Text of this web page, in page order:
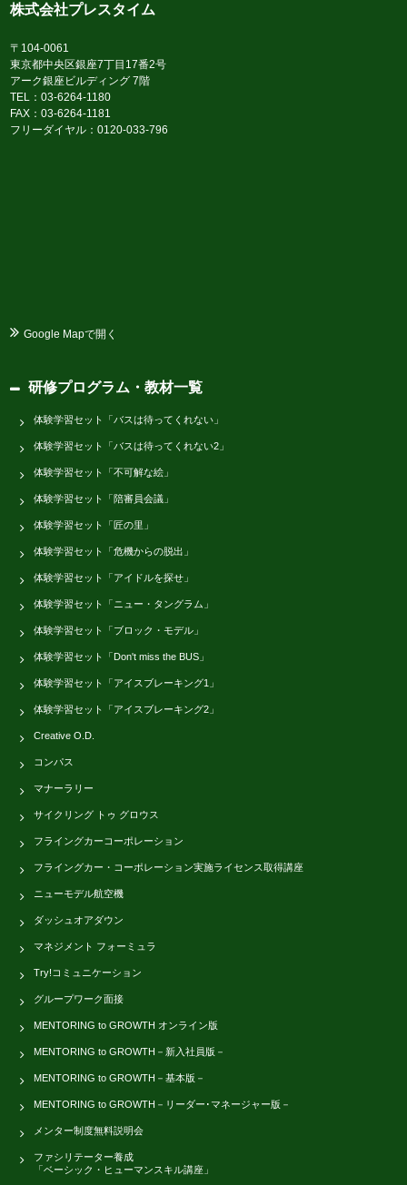
株式会社プレスタイム
〒104-0061
東京都中央区銀座7丁目17番2号
アーク銀座ビルディング 7階
TEL：03-6264-1180
FAX：03-6264-1181
フリーダイヤル：0120-033-796
Google Mapで開く
研修プログラム・教材一覧
体験学習セット「バスは待ってくれない」
体験学習セット「バスは待ってくれない2」
体験学習セット「不可解な絵」
体験学習セット「陪審員会議」
体験学習セット「匠の里」
体験学習セット「危機からの脱出」
体験学習セット「アイドルを探せ」
体験学習セット「ニュー・タングラム」
体験学習セット「ブロック・モデル」
体験学習セット「Don't miss the BUS」
体験学習セット「アイスブレーキング1」
体験学習セット「アイスブレーキング2」
Creative O.D.
コンパス
マナーラリー
サイクリング トゥ グロウス
フライングカーコーポレーション
フライングカー・コーポレーション実施ライセンス取得講座
ニューモデル航空機
ダッシュオアダウン
マネジメント フォーミュラ
Try!コミュニケーション
グループワーク面接
MENTORING to GROWTH オンライン版
MENTORING to GROWTH－新入社員版－
MENTORING to GROWTH－基本版－
MENTORING to GROWTH－リーダー･マネージャー版－
メンター制度無料説明会
ファシリテーター養成
「ベーシック・ヒューマンスキル講座」